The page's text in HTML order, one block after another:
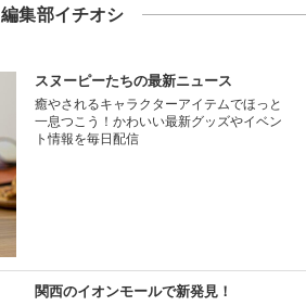
編集部イチオシ
スヌーピーたちの最新ニュース
癒やされるキャラクターアイテムでほっと
一息つこう！かわいい最新グッズやイベン
ト情報を毎日配信
関西のイオンモールで新発見！